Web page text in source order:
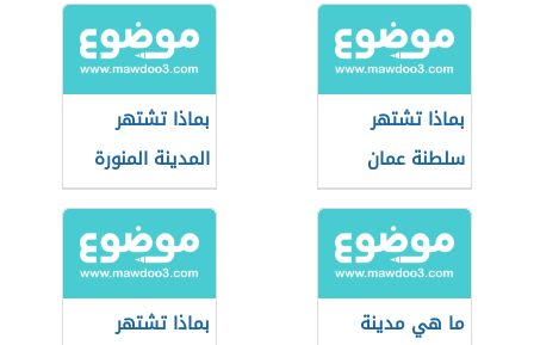
بماذا تشتهر
سلطنة عمان
بماذا تشتهر
المدينة المنورة
ما هي مدينة
بماذا تشتهر